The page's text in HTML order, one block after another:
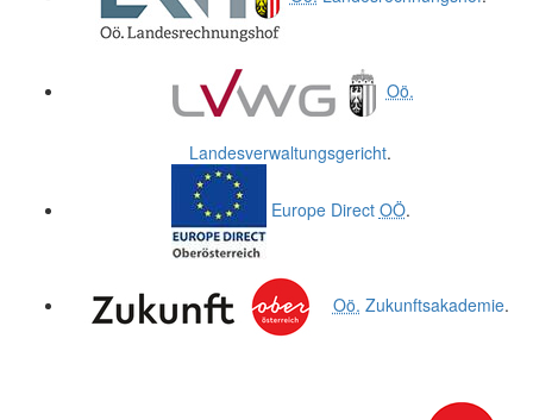
Oö.
Landesverwaltungsgericht.
Europe Direct OÖ.
Oö. Zukunftsakademie.